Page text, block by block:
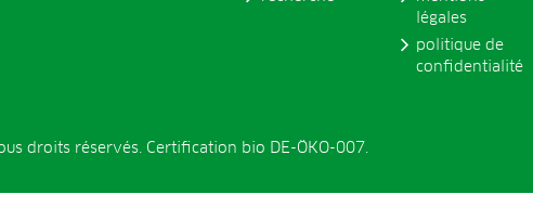
légales
politique de
confidentialité
droits réservés. Certification bio DE-ÖKO-007.